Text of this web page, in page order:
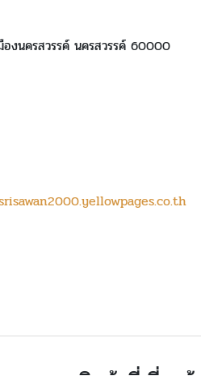
งนครสวรรค์ นครสวรรค์ 60000